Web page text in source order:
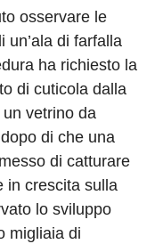
osservare le
un’ala di farfalla
ha richiesto la
di cuticola dalla
vetrino da
di che una
di catturare
in crescita sulla
lo sviluppo
migliaia di